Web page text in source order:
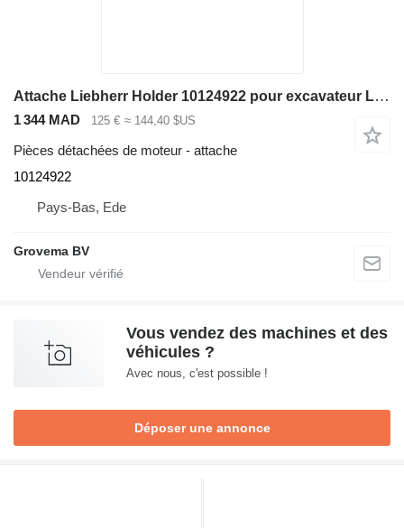
Attache Liebherr Holder 10124922 pour excavateur Liebherr LH60 C/LH60 CHR/LH60 M/LH60 MHR/LH60 MT/LH80 C/LH80 M/LH80 MHR/L566/L576/L580/R946/R950/R956/R960/R976/D936
1 344 MAD 125 € ≈ 144,40 $US
Pièces détachées de moteur - attache
10124922
Pays-Bas, Ede
Grovema BV
Vous vendez des machines et des
véhicules ?
Avec nous, c'est possible !
Déposer une annonce